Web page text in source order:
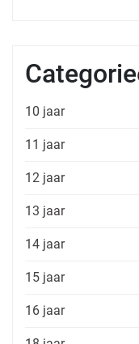
10 jaar
11 jaar
12 jaar
13 jaar
14 jaar
15 jaar
16 jaar